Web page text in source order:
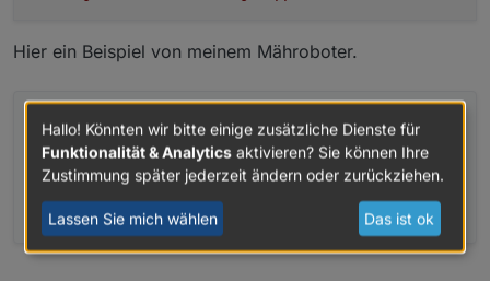
Leider. :-(
Hier ein Beispiel von meinem Mähroboter.
Hallo! Könnten wir bitte einige zusätzliche Dienste für
Funktionalität & Analytics aktivieren? Sie können Ihre
Zustimmung später jederzeit ändern oder zurückziehen.
Lassen Sie mich wählen Das ist ok